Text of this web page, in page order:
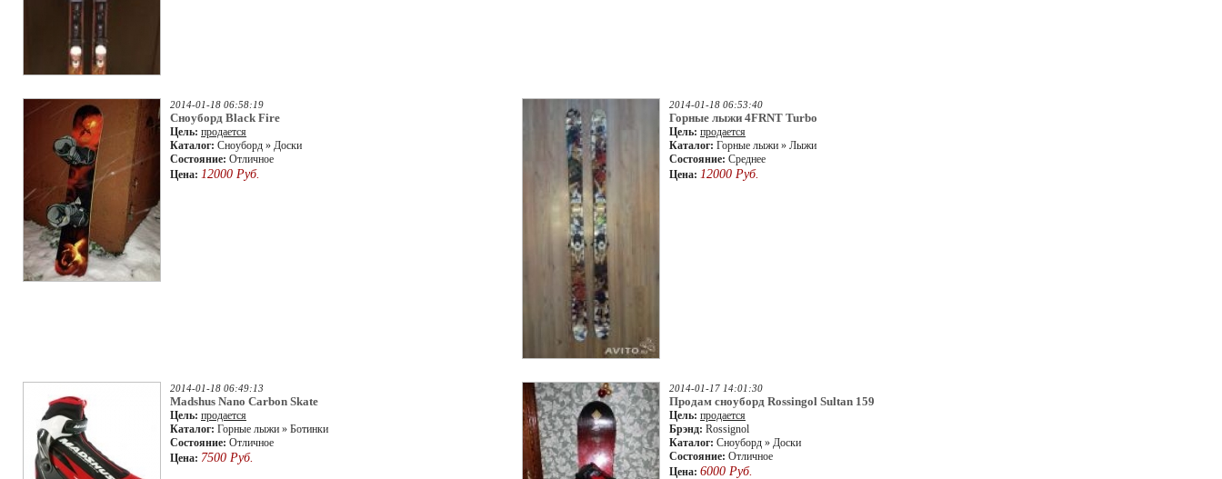
2014-01-18 06:58:19
Сноуборд Black Fire
Цель: продается
Каталог: Сноуборд » Доски
Состояние: Отличное
Цена: 12000 Руб.
2014-01-18 06:53:40
Горные лыжи 4FRNT Turbo
Цель: продается
Каталог: Горные лыжи » Лыжи
Состояние: Среднее
Цена: 12000 Руб.
2014-01-18 06:49:13
Madshus Nano Carbon Skate
Цель: продается
Каталог: Горные лыжи » Ботинки
Состояние: Отличное
Цена: 7500 Руб.
2014-01-17 14:01:30
Продам сноуборд Rossingol Sultan 159
Цель: продается
Брэнд: Rossignol
Каталог: Сноуборд » Доски
Состояние: Отличное
Цена: 6000 Руб.